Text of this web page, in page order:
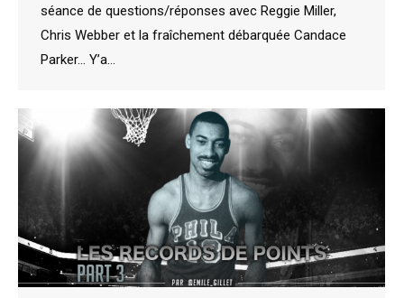
séance de questions/réponses avec Reggie Miller,
Chris Webber et la fraîchement débarquée Candace
Parker… Y’a…